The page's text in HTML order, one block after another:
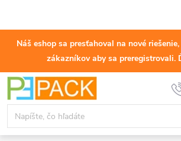
Náš eshop sa presťahoval na nové
zákazníkov aby sa preregistrovali.
Prejsť
obsah